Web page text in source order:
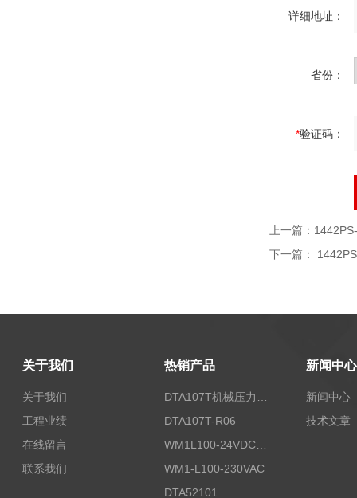
详细地址：
省份：
*验证码：
上一篇：
下一篇：
关于我们
关于我们
工程业绩
在线留言
联系我们
热销产品
DTA107T-R06
WM1L100-24VDC/T5X
WM1-L100-230VAC
DTA52101
新闻中心
新闻中心
技术文章